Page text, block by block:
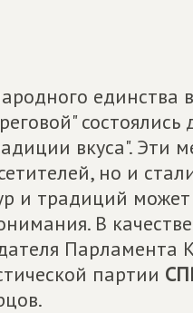
единства
вкуса". Эти
но и
и традиций
В
Парламента
партии